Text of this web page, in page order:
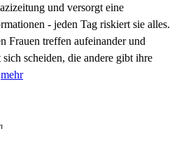
und versorgt eine
- jeden Tag riskiert sie alles.
Frauen treffen aufeinander und
scheiden, die andere gibt ihre
mehr